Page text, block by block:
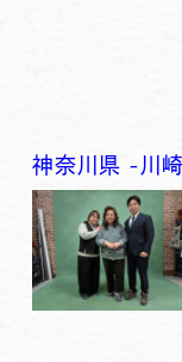
神奈川県 - 川